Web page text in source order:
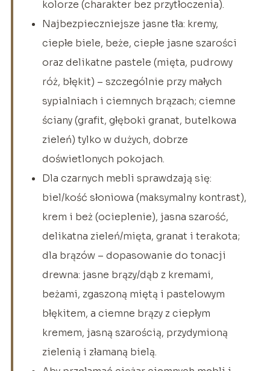
kolorze (charakter bez przytłoczenia).
Najbezpieczniejsze jasne tła: kremy,
ciepłe biele, beże, ciepłe jasne szarości
oraz delikatne pastele (mięta, pudrowy
róż, błękit) – szczególnie przy małych
sypialniach i ciemnych brązach; ciemne
ściany (grafit, głęboki granat, butelkowa
zieleń) tylko w dużych, dobrze
doświetlonych pokojach.
Dla czarnych mebli sprawdzają się:
biel/kość słoniowa (maksymalny kontrast),
krem i beż (ocieplenie), jasna szarość,
delikatna zieleń/mięta, granat i terakota;
dla brązów – dopasowanie do tonacji
drewna: jasne brązy/dąb z kremami,
beżami, zgaszoną miętą i pastelowym
błękitem, a ciemne brązy z ciepłym
kremem, jasną szarością, przydymioną
zielenią i złamaną bielą.